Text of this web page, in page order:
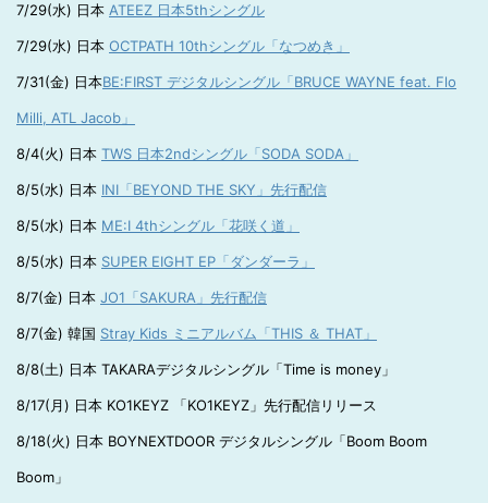
7/29(水) 日本 ATEEZ 日本5thシングル
7/29(水) 日本 OCTPATH 10thシングル「なつめき」
7/31(金) 日本BE:FIRST デジタルシングル「BRUCE WAYNE feat. Flo
Milli, ATL Jacob」
8/4(火) 日本 TWS 日本2ndシングル「SODA SODA」
8/5(水) 日本 INI「BEYOND THE SKY」先行配信
8/5(水) 日本 ME:I 4thシングル「花咲く道」
8/5(水) 日本 SUPER EIGHT EP「ダンダーラ」
8/7(金) 日本 JO1「SAKURA」先行配信
8/7(金) 韓国 Stray Kids ミニアルバム「THIS ＆ THAT」
8/8(土) 日本 TAKARAデジタルシングル「Time is money」
8/17(月) 日本 KO1KEYZ 「KO1KEYZ」先行配信リリース
8/18(火) 日本 BOYNEXTDOOR デジタルシングル「Boom Boom
Boom」